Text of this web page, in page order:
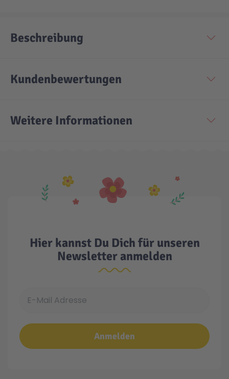
Seltene Artikel
Beschreibung
Kundenbewertungen
Weitere Informationen
Hier kannst Du Dich für unseren
Newsletter anmelden
Anmelden